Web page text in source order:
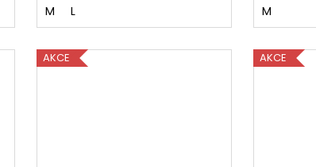
M L M
AKCE AKCE